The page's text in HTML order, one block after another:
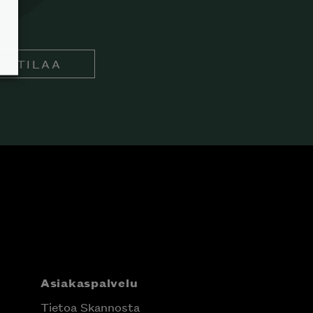
TILAA
Asiakaspalvelu
Tietoa Skannosta